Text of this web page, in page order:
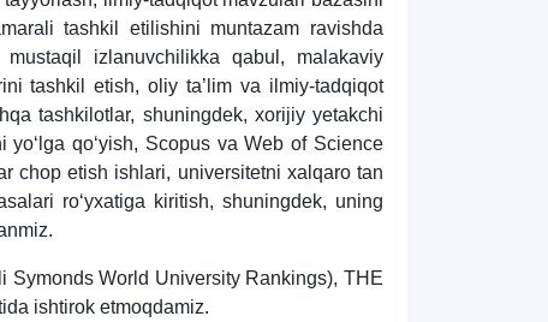
tashkil etilishini muntazam ravishda
izlanuvchilikka qabul, malakaviy
tashkil etish, oliy ta’lim va ilmiy-tadqiqot
tashkilotlar, shuningdek, xorijiy yetakchi
qo‘yish, Scopus va Web of Science
chop etish ishlari, universitetni xalqaro tan
ro‘yxatiga kiritish, shuningdek, uning
Symonds World University Rankings), THE
ishtirok etmoqdamiz.